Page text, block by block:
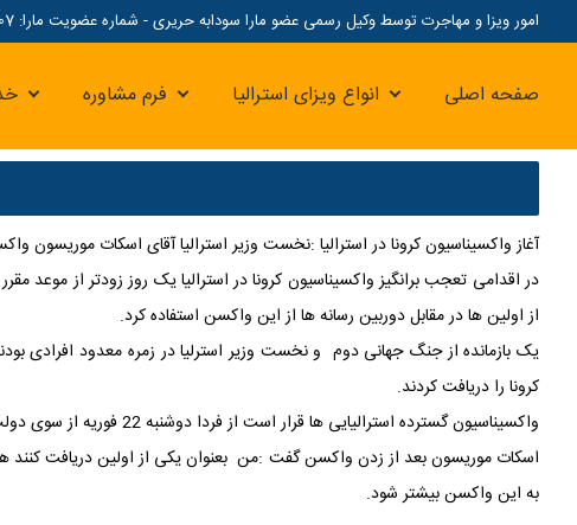
امور ویزا و مهاجرت توسط وکیل رسمی عضو مارا سودابه حریری - شماره عضویت مارا: 1687507
صفحه اصلی انواع ویزای استرالیا فرم مشاوره
آغاز واکسیناسیون کرونا در استرالیا :نخست وزیر استرالیا آقای اسکات موریسون
در اقدامی تعجب برانگیز واکسیناسیون کرونا در استرالیا یک روز زودتر از موعد
از اولین ها در مقابل دوربین رسانه ها از این واکسن استفاده کرد.
یک بازمانده از جنگ جهانی دوم و نخست وزیر استرلیا در زمره معدود افرادی
کرونا را دریافت کردند.
واکسیناسیون گسترده استرالیایی ها قرار است از فردا دوشنبه 22 فوریه از سوی دولت به ترتیب اولویت اعلام شده آغاز شود.
اسکات موریسون بعد از زدن واکسن گفت :من بعنوان یکی از اولین دریافت کنند
به این واکسن بیشتر شود.